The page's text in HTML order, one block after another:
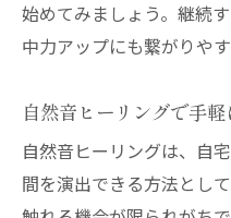
始めてみましょう。継続
中力アップにも繋がりやす
自然音ヒーリングで手
自然音ヒーリングは、自
間を演出できる方法とし